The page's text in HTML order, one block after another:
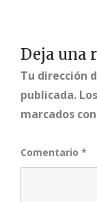
Deja una
Tu dirección
publicada.
marcados con
Comentario *